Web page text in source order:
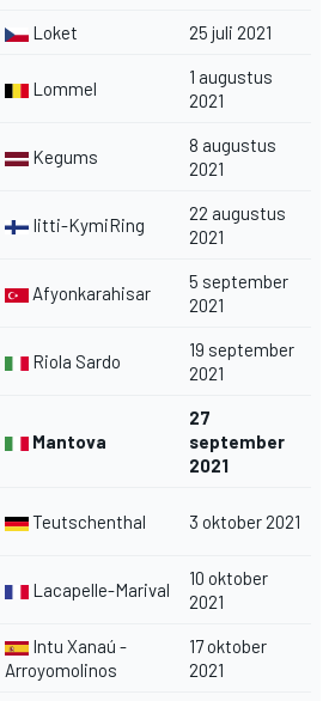
Loket 25 juli 2021
Lommel
1 augustus
2021
Kegums
8 augustus
2021
Iitti-KymiRing
22 augustus
2021
Afyonkarahisar
5 september
2021
Riola Sardo
19 september
2021
Mantova
27
september
2021
Teutschenthal 3 oktober 2021
Lacapelle-Marival
10 oktober
2021
Intu Xanaú -
Arroyomolinos
17 oktober
2021